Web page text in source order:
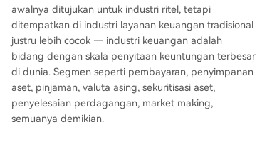
awalnya ditujukan untuk industri ritel, tetapi
ditempatkan di industri layanan keuangan tradisional
justru lebih cocok — industri keuangan adalah
bidang dengan skala penyitaan keuntungan terbesar
di dunia. Segmen seperti pembayaran, penyimpanan
aset, pinjaman, valuta asing, sekuritisasi aset,
penyelesaian perdagangan, market making,
semuanya demikian.